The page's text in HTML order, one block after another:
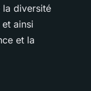
la diversité
ainsi
et la